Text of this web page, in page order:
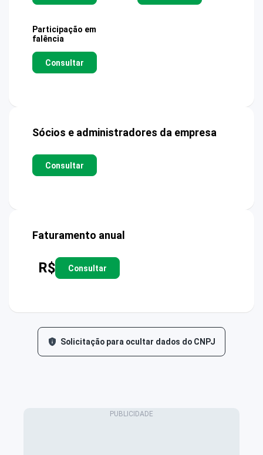
Participação em
falência
Consultar
Sócios e administradores da empresa
Consultar
Faturamento anual
R$ Consultar
Solicitação para ocultar dados do CNPJ